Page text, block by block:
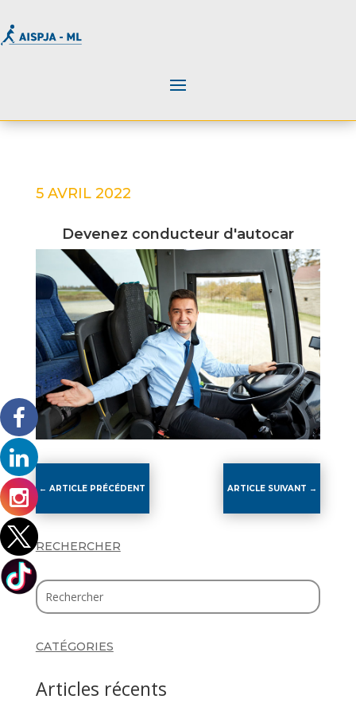
5 AVRIL 2022
Devenez conducteur d'autocar
←ARTICLE PRÉCÉDENT ARTICLE SUIVANT →
RECHERCHER
CATÉGORIES
Articles récents